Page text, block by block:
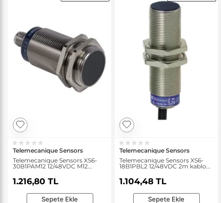
Telemecanique Sensors
Telemecanique Sensors XS6-
30B1PAM12 12/48VDC M12
1.216,80 TL
Sepete Ekle
Telemecanique Sensors
Telemecanique Sensors XS6-
18B1PBL2 12/48VDC 2m kablo
1.104,48 TL
Sepete Ekle